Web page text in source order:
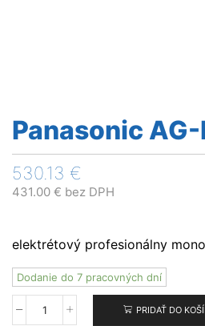
Panasonic
530.13 €
431.00 € bez DPH
elektrétový profesionálny
Dodanie do 7 pracovných dní
množstvo
PRIDAŤ DO